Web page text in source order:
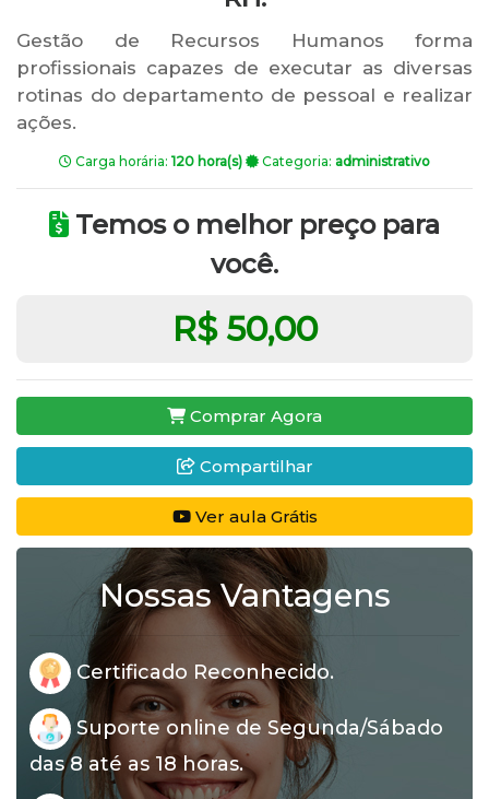
Gestão de Recursos Humanos forma
profissionais capazes de executar as diversas
rotinas do departamento de pessoal e realizar
ações.
Carga horária: 120 hora(s) Categoria: administrativo
Temos o melhor preço para
você.
R$ 50,00
Comprar Agora
Compartilhar
Ver aula Grátis
Nossas Vantagens
Certificado Reconhecido.
Suporte online de Segunda/Sábado
das 8 até as 18 horas.